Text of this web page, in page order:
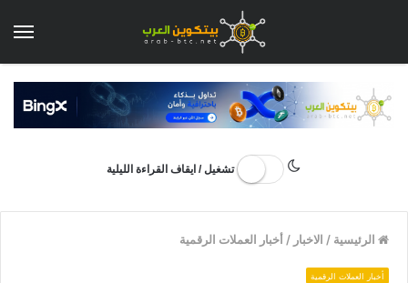
تشغيل / ايقاف القراءة الليلية
الرئيسية / الاخبار /أخبار العملات الرقمية
أخبار العملات الرقمية